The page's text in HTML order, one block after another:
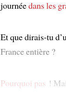
journéedans les
Et que dirais-tu
France entière ?
Pourquoi pas !